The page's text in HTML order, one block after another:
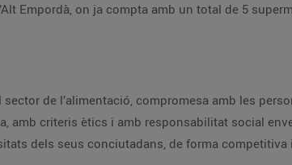
Empordà, on ja compta amb un total de 5
de l’alimentació, compromesa amb les
amb criteris ètics i amb responsabilitat social
dels seus conciutadans, de forma competitiva